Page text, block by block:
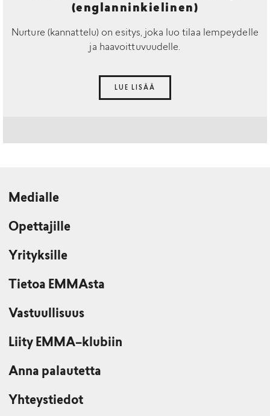
(englanninkielinen)
Nurture (kannattelu) on esitys, joka luo tilaa lempeydelle
ja haavoittuvuudelle.
LUE LISÄÄ
Medialle
Opettajille
Yrityksille
Tietoa EMMAsta
Vastuullisuus
Liity EMMA–klubiin
Anna palautetta
Yhteystiedot